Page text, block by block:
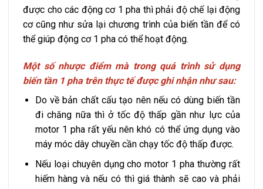
được cho các động cơ 1 pha thì phải độ chế lại động
cơ cũng như sửa lại chương trình của biến tần để có
thể giúp động cơ 1 pha có thể hoạt động.
Một số nhược điểm mà trong quá trình sử dụng
biến tần 1 pha trên thực tế được ghi nhận như sau:
Do về bản chất cấu tạo nên nếu có dùng biến tần
đi chăng nữa thì ở tốc độ thấp gần như lực của
motor 1 pha rất yếu nên khó có thể ứng dụng vào
máy móc dây chuyền cần chạy tốc độ thấp được.
Nếu loại chuyên dụng cho motor 1 pha thường rất
hiếm hàng và nếu có thì giá thành sẽ cao và phải